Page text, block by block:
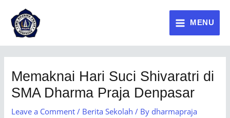
MENU
Memaknai Hari Suci Shivaratri di
SMA Dharma Praja Denpasar
Leave a Comment / Berita Sekolah / By dharmapraja